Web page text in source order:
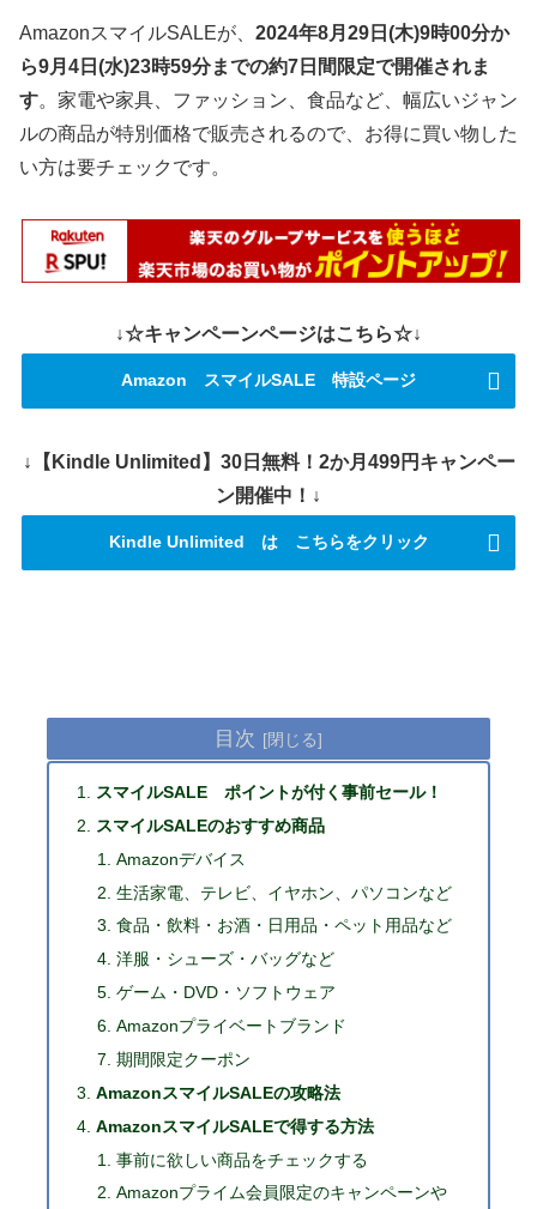
AmazonスマイルSALEが、 2024年8月29日(木)9時00分か
ら9月4日(水)23時59分までの約7日間限定で開催されま
す。家電や家具、ファッション、食品など、幅広いジャン
ルの商品が特別価格で販売されるので、お得に買い物した
い方は要チェックです。
↓☆キャンペーンページはこちら☆↓
Amazon スマイルSALE 特設ページ
↓【Kindle Unlimited】30日無料！2か月499円キャンペー
ン開催中！↓
Kindle Unlimited は こちらをクリック
目次
スマイルSALE ポイントが付く事前セール！
スマイルSALEのおすすめ商品
Amazonデバイス
生活家電、テレビ、イヤホン、パソコンなど
食品・飲料・お酒・日用品・ペット用品など
洋服・シューズ・バッグなど
ゲーム・DVD・ソフトウェア
Amazonプライベートブランド
期間限定クーポン
AmazonスマイルSALEの攻略法
AmazonスマイルSALEで得する方法
事前に欲しい商品をチェックする
Amazonプライム会員限定のキャンペーンや